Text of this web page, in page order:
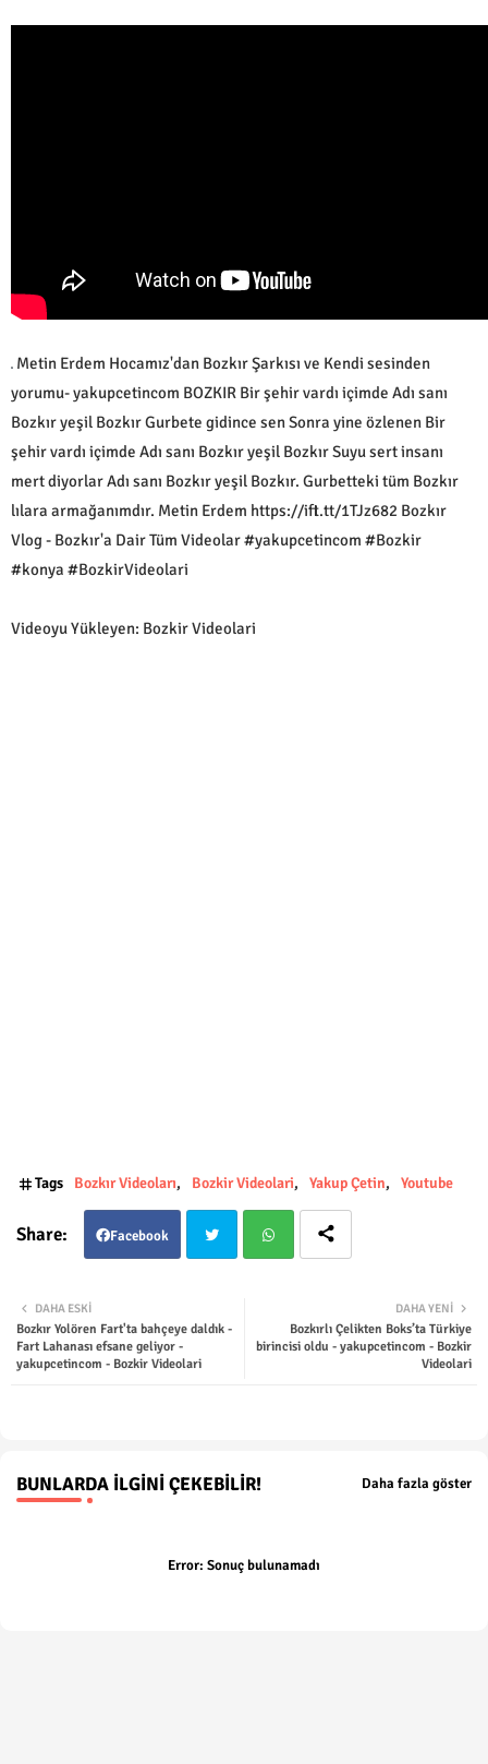
Metin Erdem Hocamız'dan Bozkır Şarkısı ve Kendi sesinden
yorumu- yakupcetincom BOZKIR Bir şehir vardı içimde Adı sanı
Bozkır yeşil Bozkır Gurbete gidince sen Sonra yine özlenen Bir
şehir vardı içimde Adı sanı Bozkır yeşil Bozkır Suyu sert insanı
mert diyorlar Adı sanı Bozkır yeşil Bozkır. Gurbetteki tüm Bozkır
lılara armağanımdır. Metin Erdem https://ift.tt/1TJz682 Bozkır
Vlog - Bozkır'a Dair Tüm Videolar #yakupcetincom #Bozkir
#konya #BozkirVideolari
Videoyu Yükleyen: Bozkir Videolari
Tags Bozkır Videoları Bozkir Videolari Yakup Çetin Youtube
Facebook
ter
DAHA YENI
Bozkırlı Çelikten Boks’ta Türkiye
birincisi oldu - yakupcetincom - Bozkir
Videolari
DAHA ESKI
Bozkır Yolören Fart'ta bahçeye daldık -
Fart Lahanası efsane geliyor -
yakupcetincom - Bozkir Videolari
BUNLARDA İLGINI ÇEKEBILIR! Daha fazla göster
Error: Sonuç bulunamadı